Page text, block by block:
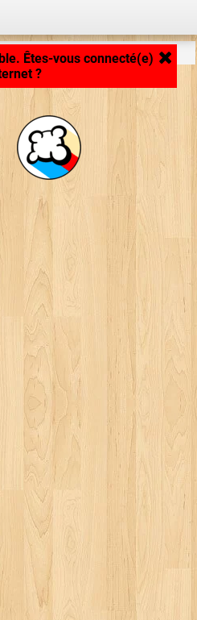
plateforme de jeu... ...